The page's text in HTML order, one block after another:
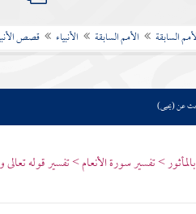
السابقة الأمم السابقة الأنبياء قصص
عن (يحيى)
بالمأثور > تفسير سورة الأنعام > تفسير قوله